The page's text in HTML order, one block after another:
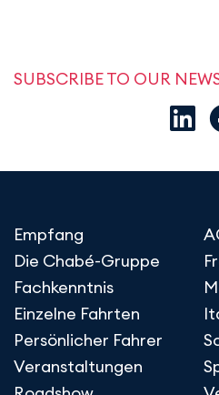
SUBSCRIBE TO OUR
Empfang
Die Chabé-Gruppe
Fachkenntnis
Einzelne Fahrten
Persönlicher Fahrer
Veranstaltungen